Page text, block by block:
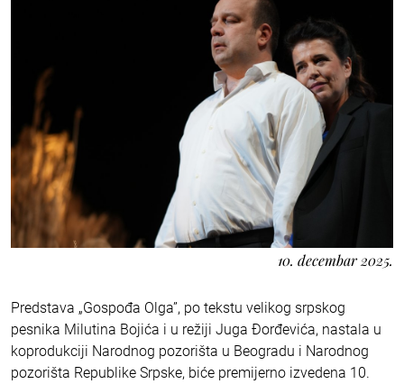
10. decembar 2025.
Predstava „Gospođa Olga”, po tekstu velikog srpskog
pesnika Milutina Bojića i u režiji Juga Đorđevića, nastala u
koprodukciji Narodnog pozorišta u Beogradu i Narodnog
pozorišta Republike Srpske, biće premijerno izvedena 10.